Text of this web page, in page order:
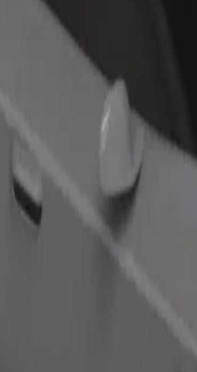
16 Nömrəli Məktəb? Prohlédněte si naše
Stáhnout aplikaci